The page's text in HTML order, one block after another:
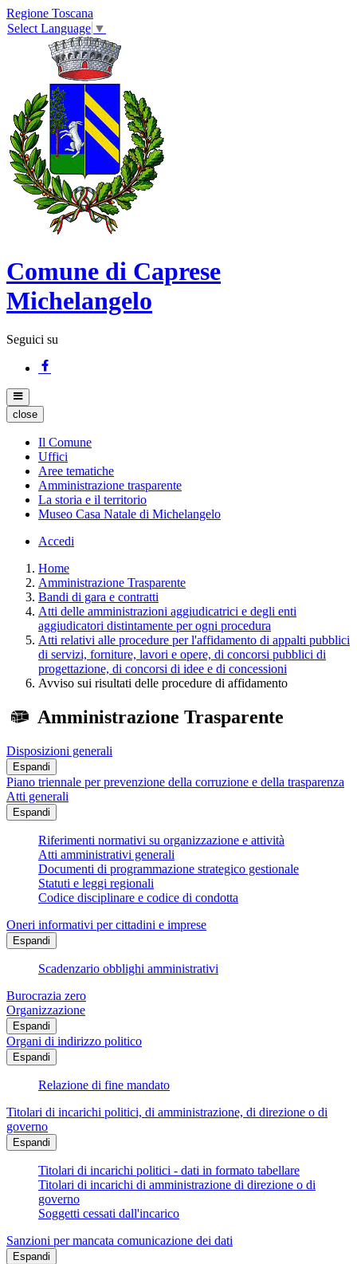
Regione Toscana
Select Language ▼
Comune di Caprese
Michelangelo
Seguici su
close
Il Comune
Uffici
Aree tematiche
Amministrazione trasparente
La storia e il territorio
Museo Casa Natale di Michelangelo
Accedi
Home
Amministrazione Trasparente
Bandi di gara e contratti
Atti delle amministrazioni aggiudicatrici e degli enti
aggiudicatori distintamente per ogni procedura
Atti relativi alle procedure per l'affidamento di appalti pubblici
di servizi, forniture, lavori e opere, di concorsi pubblici di
progettazione, di concorsi di idee e di concessioni
Avviso sui risultati delle procedure di affidamento
Amministrazione Trasparente
Disposizioni generali
Espandi
Piano triennale per prevenzione della corruzione e della trasparenza
Atti generali
Espandi
Riferimenti normativi su organizzazione e attività
Atti amministrativi generali
Documenti di programmazione strategico gestionale
Statuti e leggi regionali
Codice disciplinare e codice di condotta
Oneri informativi per cittadini e imprese
Espandi
Scadenzario obblighi amministrativi
Burocrazia zero
Organizzazione
Espandi
Organi di indirizzo politico
Espandi
Relazione di fine mandato
Titolari di incarichi politici, di amministrazione, di direzione o di
governo
Espandi
Titolari di incarichi politici - dati in formato tabellare
Titolari di incarichi di amministrazione di direzione o di
governo
Soggetti cessati dall'incarico
Sanzioni per mancata comunicazione dei dati
Espandi